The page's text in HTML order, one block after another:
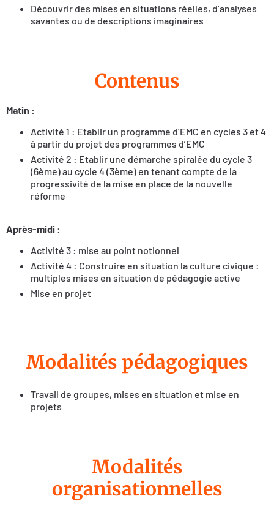
Découvrir des mises en situations réelles, d’analyses
savantes ou de descriptions imaginaires
Contenus
Matin :
Activité 1 : Etablir un programme d’EMC en cycles 3 et 4
à partir du projet des programmes d’EMC
Activité 2 : Etablir une démarche spiralée du cycle 3
(6ème) au cycle 4 (3ème) en tenant compte de la
progressivité de la mise en place de la nouvelle
réforme
Après-midi :
Activité 3 : mise au point notionnel
Activité 4 : Construire en situation la culture civique :
multiples mises en situation de pédagogie active
Mise en projet
Modalités pédagogiques
Travail de groupes, mises en situation et mise en
projets
Modalités
organisationnelles